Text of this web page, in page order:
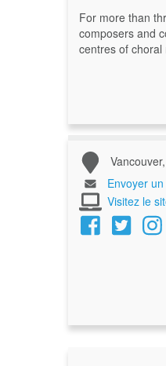
For more than
composers and
centres of choral
Envoyer
Visitez le